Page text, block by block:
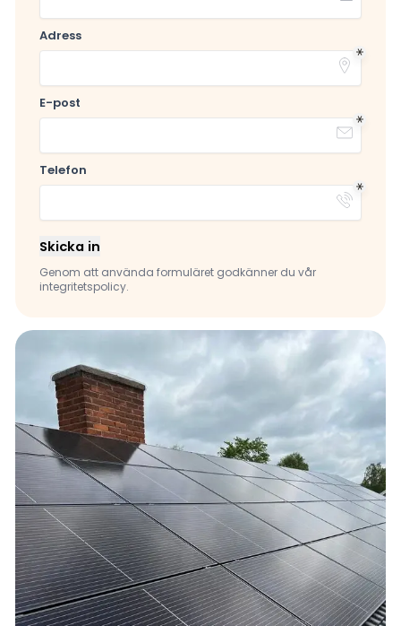
Adress
E-post
Telefon
Skicka in
Genom att använda formuläret godkänner du vår
integritetspolicy.